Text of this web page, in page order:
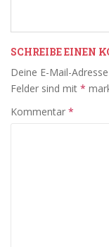
SCHREIBE EINEN
Deine E-Mail-
Felder sind mit *
Kommentar *